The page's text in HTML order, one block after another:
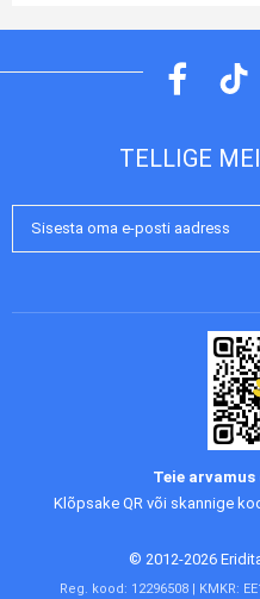
TELLIGE
Teie arvamus
Klõpsake QR või skannige
© 2012-2026
Reg. kood: 12296508 | KMKR: